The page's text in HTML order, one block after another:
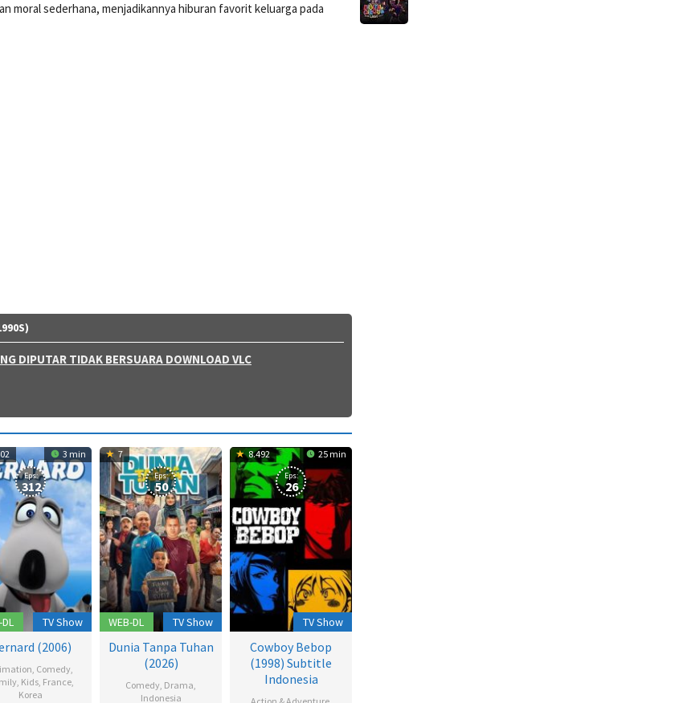
moral sederhana, menjadikannya hiburan favorit keluarga pada
DIPUTAR TIDAK BERSUARA DOWNLOAD VLC
3 min
Eps:
312
TV Show
(2006)
Comedy
, Kids, France,
Korea
7
WEB-DL
Eps:
50
TV Show
Dunia Tanpa Tuhan
(2026)
Comedy Drama
Indonesia
8.492 25 min
Eps:
26
TV Show
Cowboy Bebop
(1998) Subtitle
Indonesia